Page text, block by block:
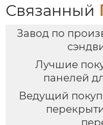
Связанный
Завод по
Лучшие
панелей
Ведущий